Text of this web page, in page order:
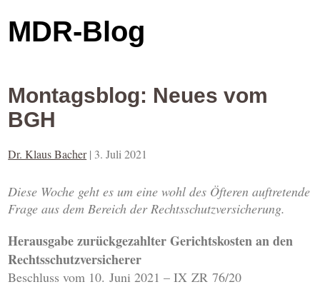
MDR-Blog
Montagsblog: Neues vom
BGH
Dr. Klaus Bacher | 3. Juli 2021
Diese Woche geht es um eine wohl des Öfteren auftretende
Frage aus dem Bereich der Rechtsschutzversicherung.
Herausgabe zurückgezahlter Gerichtskosten an den
Rechtsschutzversicherer
Beschluss vom 10. Juni 2021 – IX ZR 76/20